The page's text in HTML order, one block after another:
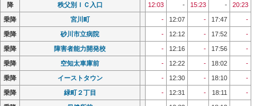
降 秩父別ＩＣ入口 12:03 - 15:23 - 20:23
乗降 宮川町 - 12:07 - 17:47 -
乗降 砂川市立病院 - 12:12 - 17:52 -
乗降 障害者能力開発校 - 12:16 - 17:56 -
乗降 空知太車庫前 - 12:22 - 18:02 -
乗降 イーストタウン - 12:30 - 18:10 -
乗降 緑町２丁目 - 12:31 - 18:11 -
降 秩父別ＩＣ入口 12:03 - 15:23 - 20:23
乗降 宮川町 - 12:07 - 17:47 -
乗降 砂川市立病院 - 12:12 - 17:52 -
乗降 障害者能力開発校 - 12:16 - 17:56 -
乗降 空知太車庫前 - 12:22 - 18:02 -
乗降 イーストタウン - 12:30 - 18:10 -
乗降 緑町２丁目 - 12:31 - 18:11 -